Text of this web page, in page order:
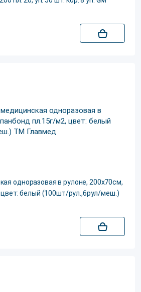
одноразовая в рулоне, 200х70см,
белый (100шт/рул.,6рул/меш.)